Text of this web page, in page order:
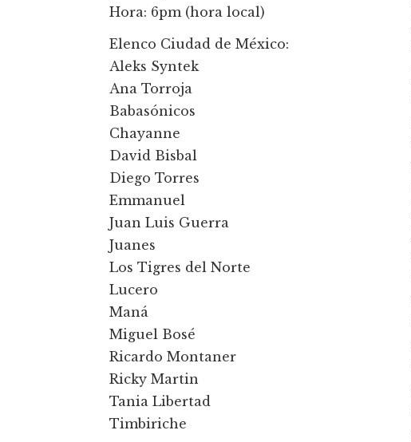
Hora: 6pm (hora local)
Elenco Ciudad de México:
Aleks Syntek
Ana Torroja
Babasónicos
Chayanne
David Bisbal
Diego Torres
Emmanuel
Juan Luis Guerra
Juanes
Los Tigres del Norte
Lucero
Maná
Miguel Bosé
Ricardo Montaner
Ricky Martin
Tania Libertad
Timbiriche